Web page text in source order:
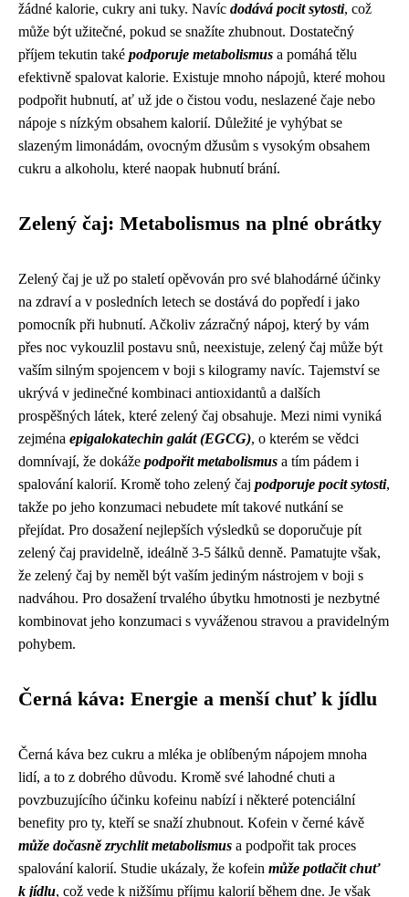
žádné kalorie, cukry ani tuky. Navíc dodává pocit sytosti, což
může být užitečné, pokud se snažíte zhubnout. Dostatečný
příjem tekutin také podporuje metabolismus a pomáhá tělu
efektivně spalovat kalorie. Existuje mnoho nápojů, které mohou
podpořit hubnutí, ať už jde o čistou vodu, neslazené čaje nebo
nápoje s nízkým obsahem kalorií. Důležité je vyhýbat se
slazeným limonádám, ovocným džusům s vysokým obsahem
cukru a alkoholu, které naopak hubnutí brání.
Zelený čaj: Metabolismus na plné obrátky
Zelený čaj je už po staletí opěvován pro své blahodárné účinky
na zdraví a v posledních letech se dostává do popředí i jako
pomocník při hubnutí. Ačkoliv zázračný nápoj, který by vám
přes noc vykouzlil postavu snů, neexistuje, zelený čaj může být
vaším silným spojencem v boji s kilogramy navíc. Tajemství se
ukrývá v jedinečné kombinaci antioxidantů a dalších
prospěšných látek, které zelený čaj obsahuje. Mezi nimi vyniká
zejména epigalokatechin galát (EGCG), o kterém se vědci
domnívají, že dokáže podpořit metabolismus a tím pádem i
spalování kalorií. Kromě toho zelený čaj podporuje pocit sytosti,
takže po jeho konzumaci nebudete mít takové nutkání se
přejídat. Pro dosažení nejlepších výsledků se doporučuje pít
zelený čaj pravidelně, ideálně 3-5 šálků denně. Pamatujte však,
že zelený čaj by neměl být vaším jediným nástrojem v boji s
nadváhou. Pro dosažení trvalého úbytku hmotnosti je nezbytné
kombinovat jeho konzumaci s vyváženou stravou a pravidelným
pohybem.
Černá káva: Energie a menší chuť k jídlu
Černá káva bez cukru a mléka je oblíbeným nápojem mnoha
lidí, a to z dobrého důvodu. Kromě své lahodné chuti a
povzbuzujícího účinku kofeinu nabízí i některé potenciální
benefity pro ty, kteří se snaží zhubnout. Kofein v černé kávě
může dočasně zrychlit metabolismus a podpořit tak proces
spalování kalorií. Studie ukázaly, že kofein může potlačit chuť
k jídlu, což vede k nižšímu příjmu kalorií během dne. Je však